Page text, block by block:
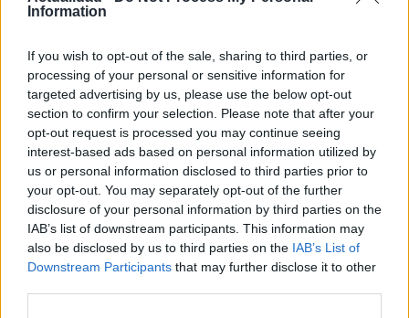
Information
If you wish to opt-out of the sale, sharing to third parties, or
processing of your personal or sensitive information for
targeted advertising by us, please use the below opt-out
section to confirm your selection. Please note that after your
opt-out request is processed you may continue seeing
interest-based ads based on personal information utilized by
us or personal information disclosed to third parties prior to
your opt-out. You may separately opt-out of the further
disclosure of your personal information by third parties on the
IAB’s list of downstream participants. This information may
also be disclosed by us to third parties on the IAB’s List of
Downstream Participants that may further disclose it to other
Amparo Moraleda asume la
vicepresidencia de CaixaBank
La trayectoria de Moraleda promete un nuevo rumbo…